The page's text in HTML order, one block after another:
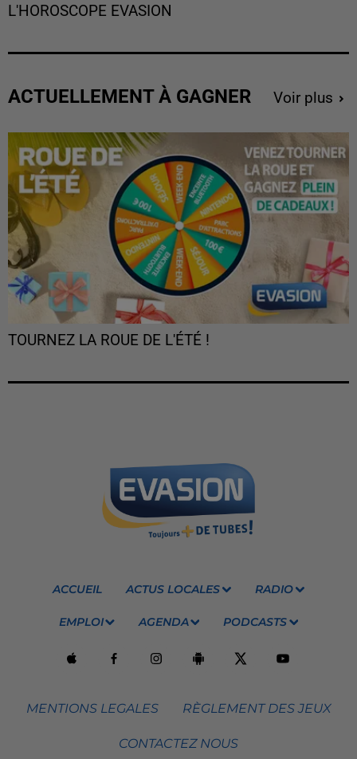
L'HOROSCOPE EVASION
ACTUELLEMENT À GAGNER Voir plus
TOURNEZ LA ROUE DE L'ÉTÉ !
ACCUEIL ACTUS LOCALES RADIO
EMPLOI AGENDA PODCASTS
MENTIONS LEGALES RÈGLEMENT DES JEUX
CONTACTEZ NOUS